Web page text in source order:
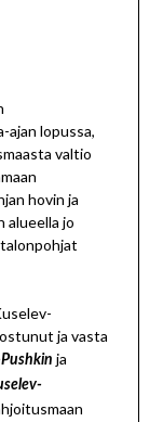
ajan lopussa,
valtio
hovin ja
alueella jo
ja vasta
ja